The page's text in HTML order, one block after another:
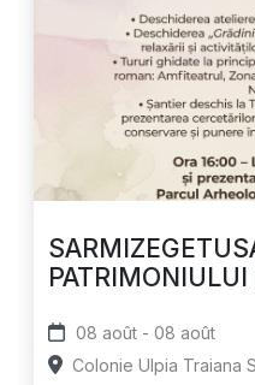
08 août - 08 août
Colonie Ulpia Traiana